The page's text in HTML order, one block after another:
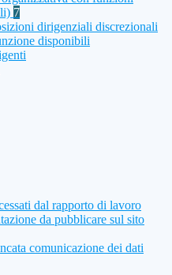
7
dirigenziali discrezionali
disponibili
dal rapporto di lavoro
da pubblicare sul sito
comunicazione dei dati